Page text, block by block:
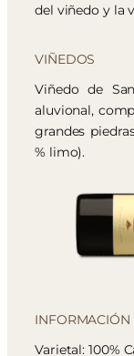
del viñedo y la
VIÑEDOS
Viñedo de
aluvional,
grandes
% limo).
INFORMACIÓN
Varietal: 100%